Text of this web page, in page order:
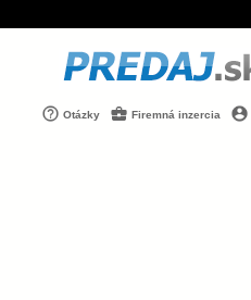
Otázky Firemná inzercia